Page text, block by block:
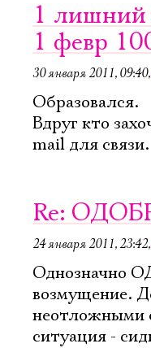
1 лишний
1 февр
30 января 2011, 09:40,
Образовался.
Вдруг кто
mail для связи.
Re:
24 января 2011, 23:42,
Однозначно
возмущение.
неотложными
ситуация -